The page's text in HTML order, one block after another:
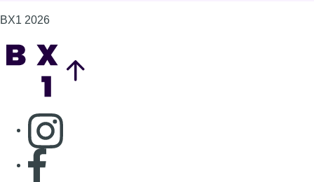
BX1 2026
Consulter page Instagram
Consulter page Facebook